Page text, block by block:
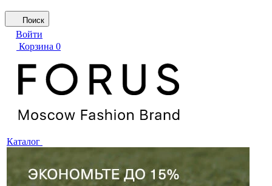
Поиск
Войти
Корзина 0
Каталог